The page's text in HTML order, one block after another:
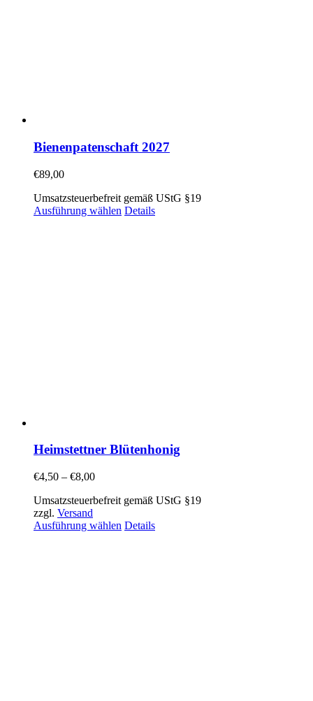
Bienenpatenschaft 2027
€89,00
Umsatzsteuerbefreit gemäß UStG §19
Ausführung wählen Details
Heimstettner Blütenhonig
€4,50 – €8,00
Umsatzsteuerbefreit gemäß UStG §19
zzgl. Versand
Ausführung wählen Details